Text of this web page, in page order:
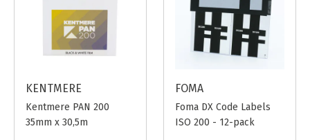
KENTMERE
Kentmere PAN 200
35mm x 30,5m
FOMA
Foma DX Code Labels
ISO 200 - 12-pack